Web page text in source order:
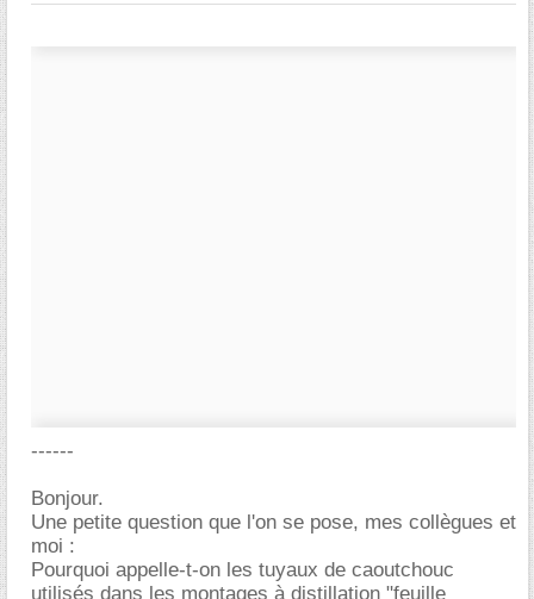
------
Bonjour.
Une petite question que l'on se pose, mes collègues et
moi :
Pourquoi appelle-t-on les tuyaux de caoutchouc
utilisés dans les montages à distillation "feuille